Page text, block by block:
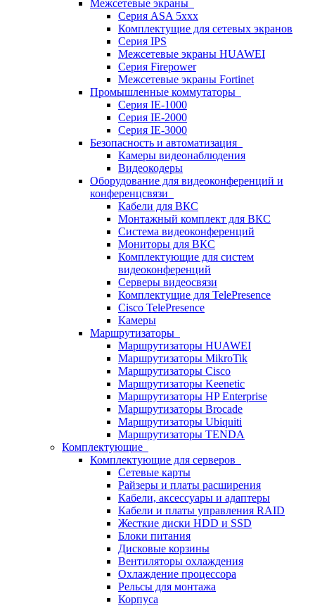
Межсетевые экраны
Серия ASA 5xxx
Комплектущие для сетевых экранов
Серия IPS
Межсетевые экраны HUAWEI
Серия Firepower
Межсетевые экраны Fortinet
Промышленные коммутаторы
Серия IE-1000
Серия IE-2000
Серия IE-3000
Безопасность и автоматизация
Камеры видеонаблюдения
Видеокодеры
Оборудование для видеоконференций и
конференцсвязи
Кабели для ВКС
Монтажный комплект для ВКС
Система видеоконференций
Мониторы для ВКС
Комплектующие для систем
видеоконференций
Серверы видеосвязи
Комплектущие для TelePresence
Cisco TelePresence
Камеры
Маршрутизаторы
Маршрутизаторы HUAWEI
Маршрутизаторы MikroTik
Маршрутизаторы Cisco
Маршрутизаторы Keenetic
Маршрутизаторы HP Enterprise
Маршрутизаторы Brocade
Маршрутизаторы Ubiquiti
Маршрутизаторы TENDA
Комплектующие
Комплектующие для серверов
Сетевые карты
Райзеры и платы расширения
Кабели, аксессуары и адаптеры
Кабели и платы управления RAID
Жесткие диски HDD и SSD
Блоки питания
Дисковые корзины
Вентиляторы охлаждения
Охлаждение процессора
Рельсы для монтажа
Корпуса